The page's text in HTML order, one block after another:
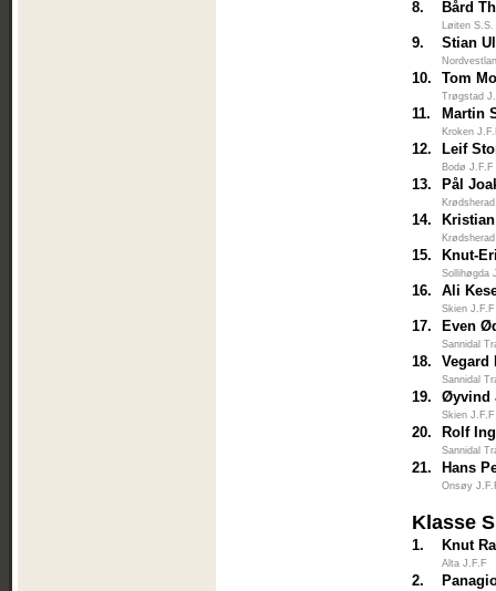
8. Bård
Løiten S.S.
9. Stian
10. Tom
Trøgstad
11. Martin
Kroken
12. Leif
Bodø J.F.F
13. Pål
14.
15. Knut-
Sollihøgda
16. Ali
Skien J.F.F
17. Even
Sannidal
18.
Sannidal
19. Øyvind
Skien J.F.F
20. Rolf
Sannidal
21. Hans
Onsøy
Klasse S
1. Knut
Alta J.F.F
2.